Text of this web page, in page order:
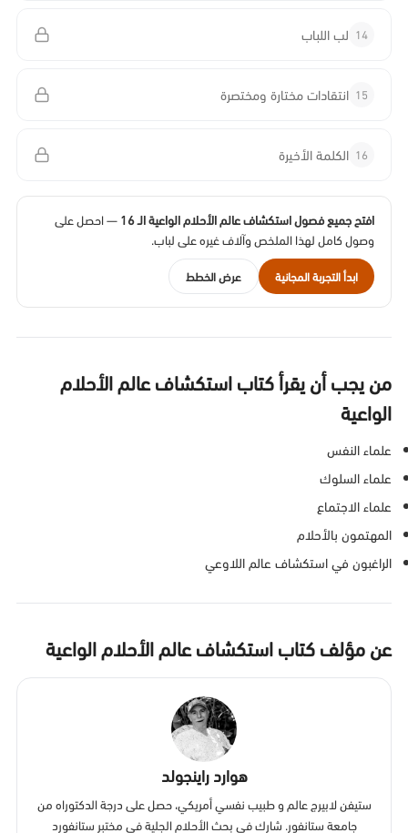
14 لب اللباب
15 انتقادات مختارة ومختصرة
16 الكلمة الأخيرة
افتح جميع فصول استكشاف عالم الأحلام الواعية الـ 16
— احصل على
وصول كامل لهذا الملخص وآلاف غيره على لباب.
ابدأ التجربة المجانية عرض الخطط
من يجب أن يقرأ كتاب استكشاف عالم الأحلام
الواعية
علماء النفس
علماء السلوك
علماء الاجتماع
المهتمون بالأحلام
الراغبون في استكشاف عالم اللاوعي
عن مؤلف كتاب استكشاف عالم الأحلام الواعية
هوارد راينجولد
ستيفن لابيرج عالم و طبيب نفسي أمريكي، حصل على درجة الدكتوراه من
جامعة ستانفور. شارك في بحث الأحلام الجلية في مختبر ستانفورد